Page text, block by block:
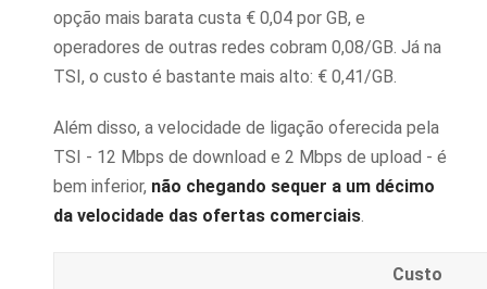
opção mais barata custa € 0,04 por GB, e
operadores de outras redes cobram 0,08/GB. Já na
TSI, o custo é bastante mais alto: € 0,41/GB.
Além disso, a velocidade de ligação oferecida pela
TSI - 12 Mbps de download e 2 Mbps de upload - é
bem inferior, não chegando sequer a um décimo
da velocidade das ofertas comerciais.
Custo